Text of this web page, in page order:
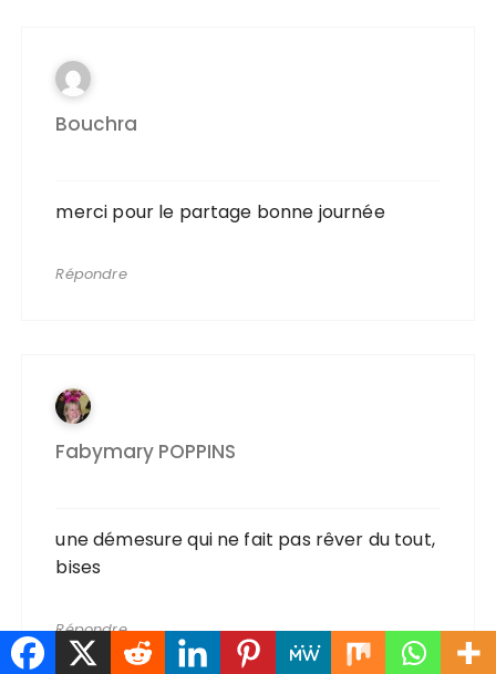
Bouchra
merci pour le partage bonne journée
Répondre
Fabymary POPPINS
une démesure qui ne fait pas rêver du tout,
bises
Répondre